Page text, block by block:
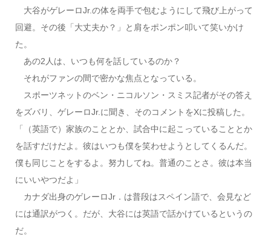
大谷がゲレーロJr.の体を両手で包むようにして飛び上がって
回避。その後「大丈夫か？」と肩をポンポン叩いて笑いかけ
た。
あの2人は、いつも何を話しているのか？
それがファンの間で密かな焦点となっている。
スポーツネットのベン・ニコルソン・スミス記者がその答え
をズバリ、ゲレーロJr.に聞き、そのコメントをXに投稿した。
「（英語で）家族のこととか、試合中に起こっていることとか
を話すだけだよ。彼はいつも僕を笑わせようとしてくるんだ。
僕も同じことをするよ。努力してね。普通のことさ。彼は本当
にいいやつだよ」
カナダ出身のゲレーロJr．は普段はスペイン語で、会見など
には通訳がつく。だが、大谷には英語で話かけているというの
だ。